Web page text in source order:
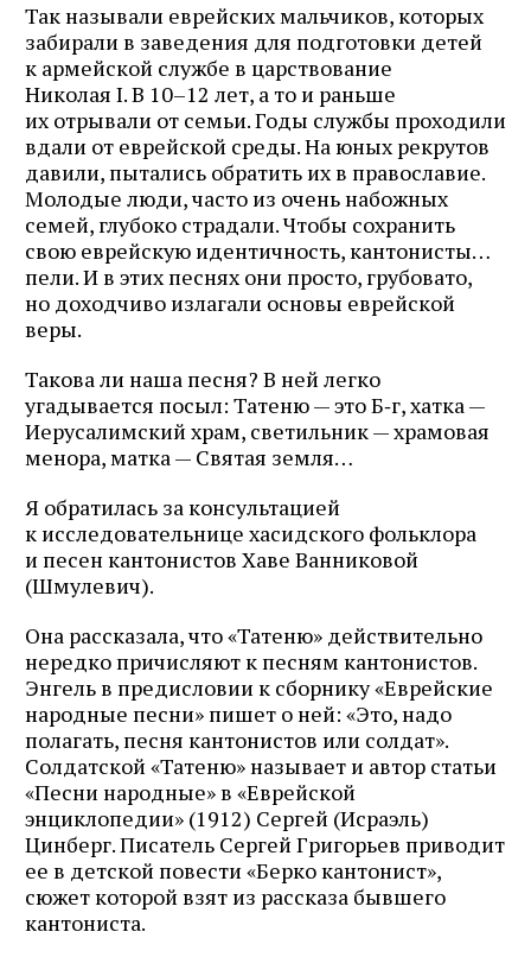
Так называли еврейских мальчиков, которых
забирали в заведения для подготовки детей
к армейской службе в царствование
Николая I. В 10–12 лет, а то и раньше
их отрывали от семьи. Годы службы проходили
вдали от еврейской среды. На юных рекрутов
давили, пытались обратить их в православие.
Молодые люди, часто из очень набожных
семей, глубоко страдали. Чтобы сохранить
свою еврейскую идентичность, кантонисты…
пели. И в этих песнях они просто, грубовато,
но доходчиво излагали основы еврейской
веры.
Такова ли наша песня? В ней легко
угадывается посыл: Татеню — это Б‑г, хатка —
Иерусалимский храм, светильник — храмовая
менора, матка — Святая земля…
Я обратилась за консультацией
к исследовательнице хасидского фольклора
и песен кантонистов Хаве Ванниковой
(Шмулевич).
Она рассказала, что «Татеню» действительно
нередко причисляют к песням кантонистов.
Энгель в предисловии к сборнику «Еврейские
народные песни» пишет о ней: «Это, надо
полагать, песня кантонистов или солдат».
Солдатской «Татеню» называет и автор статьи
«Песни народные» в «Еврейской
энциклопедии» (1912) Сергей (Исраэль)
Цинберг. Писатель Сергей Григорьев приводит
ее в детской повести «Берко кантонист»,
сюжет которой взят из рассказа бывшего
кантониста.